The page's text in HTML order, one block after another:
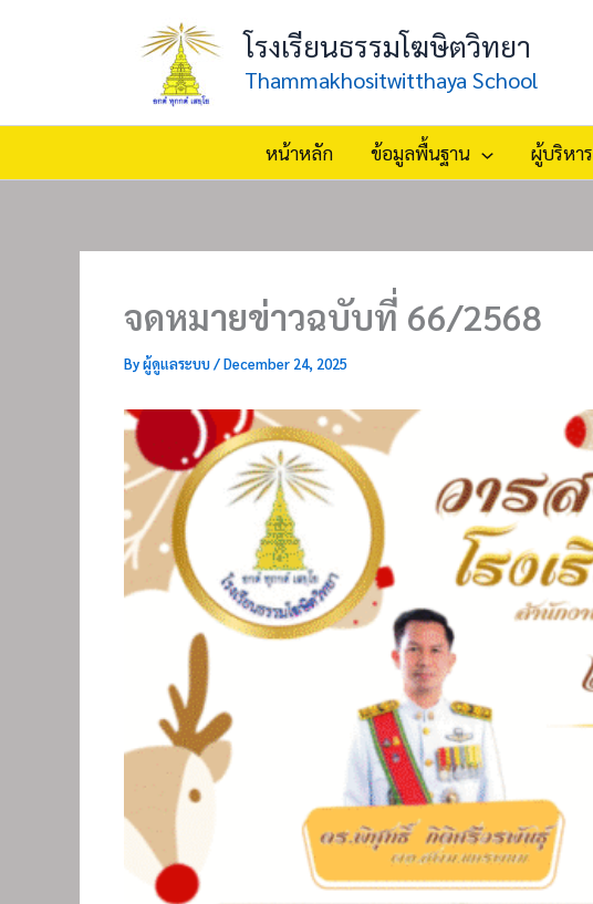
โรงเรียนธรรมโฆษิตวิทยา
Thammakhositwitthaya School
หน้าหลัก ข้อมูลพื้นฐาน ผู้บริหาร
จดหมายข่าวฉบับที่ 66/2568
Byผู้ดูแลระบบ/December 24, 2025